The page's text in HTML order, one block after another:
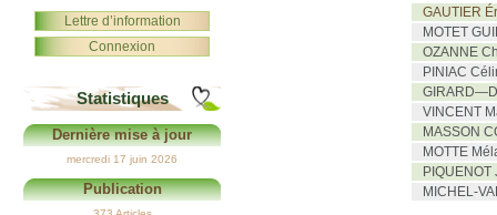
GAUTIER
MOTET
OZANNE
PINIAC
VINCENT
MASSON
MOTTE
MICHEL-
Lettre d’information
Connexion
Statistiques
Dernière mise à jour
mercredi 17 juin 2026
Publication